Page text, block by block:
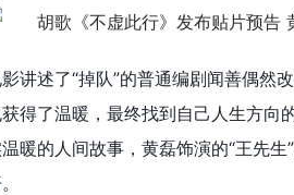
讲述了“掉队”的普通编剧闻善偶然
获得了温暖，最终找到自己人生方
暖的人间故事，黄磊饰演的“王先